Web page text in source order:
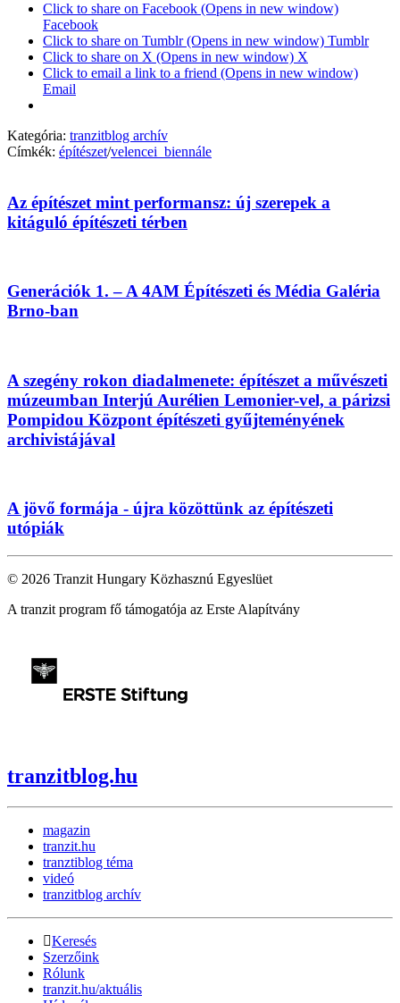
Click to share on Facebook (Opens in new window)
Facebook
Click to share on Tumblr (Opens in new window) Tumblr
Click to share on X (Opens in new window) X
Click to email a link to a friend (Opens in new window)
Email
Kategória: tranzitblog archív
Címkék: építészet/velencei_biennále
Az építészet mint performansz: új szerepek a
kitáguló építészeti térben
Generációk 1. – A 4AM Építészeti és Média Galéria
Brno-ban
A szegény rokon diadalmenete: építészet a művészeti
múzeumban Interjú Aurélien Lemonier-vel, a párizsi
Pompidou Központ építészeti gyűjteményének
archivistájával
A jövő formája - újra közöttünk az építészeti
utópiák
© 2026 Tranzit Hungary Közhasznú Egyeslüet
A tranzit program fő támogatója az Erste Alapítvány
tranzitblog.hu
magazin
tranzit.hu
tranztiblog téma
videó
tranzitblog archív
Keresés
Szerzőink
Rólunk
tranzit.hu/aktuális